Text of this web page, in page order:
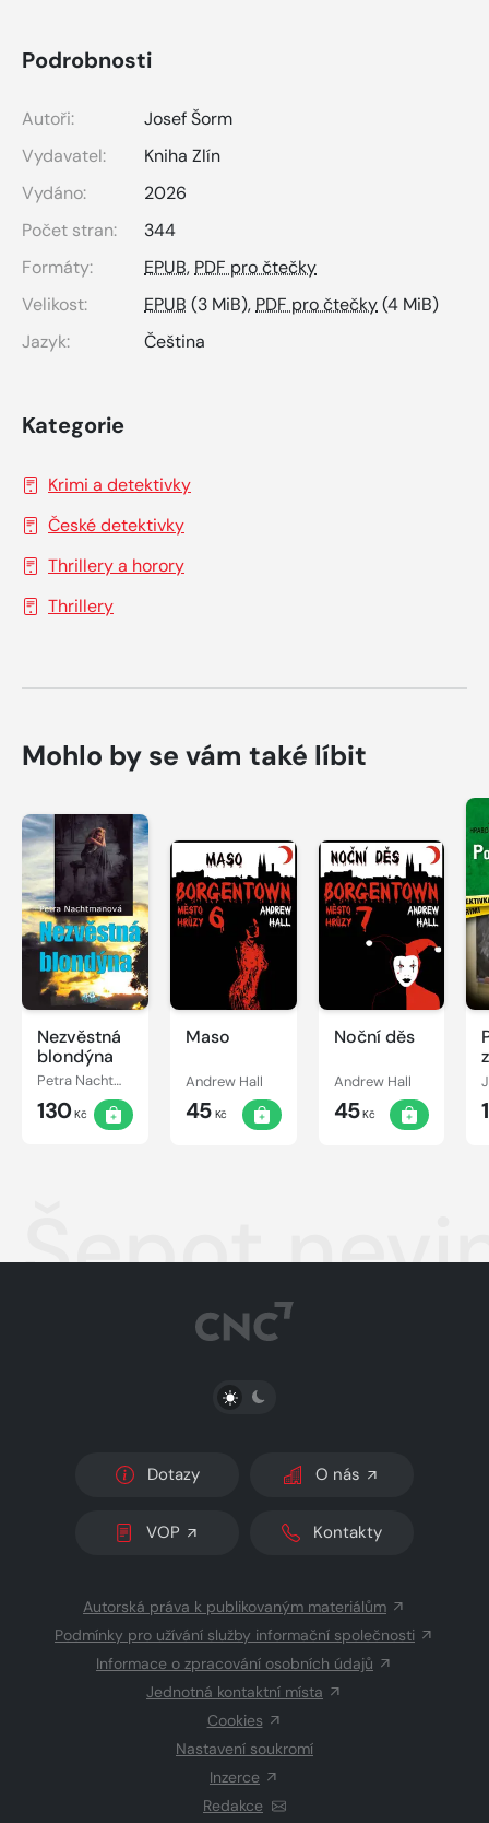
Podrobnosti
Autoři:
Josef Šorm
Vydavatel:
Kniha Zlín
Vydáno:
2026
Počet stran:
344
Formáty:
EPUB, PDF pro čtečky
Velikost:
EPUB (3 MiB), PDF pro čtečky(4 MiB)
Jazyk:
Čeština
Kategorie
Krimi a detektivky
České detektivky
Thrillery a horory
Thrillery
Mohlo by se vám také líbit
Nezvěstná
blondýna
Petra Nachtmanová
130Kč
Maso
Andrew Hall
45Kč
Noční děs
Andrew Hall
45Kč
Šepot
PŘEPNOUT SVĚTLÝ/TMAVÝ REŽIM
Dotazy O nás
VOP Kontakty
Autorská práva k publikovaným materiálům
Podmínky pro užívání služby informační společnosti
Informace o zpracování osobních údajů
Jednotná kontaktní místa
Cookies
Nastavení soukromí
Inzerce
Redakce